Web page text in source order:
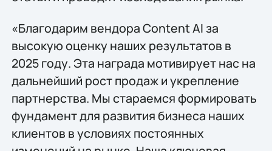
«Благодарим вендора Content AI за
высокую оценку наших результатов в
2025 году. Эта награда мотивирует нас на
дальнейший рост продаж и укрепление
партнерства. Мы стараемся формировать
фундамент для развития бизнеса наших
клиентов в условиях постоянных